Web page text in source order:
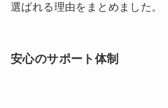
選ばれる理由をまとめました。
安心のサポート体制